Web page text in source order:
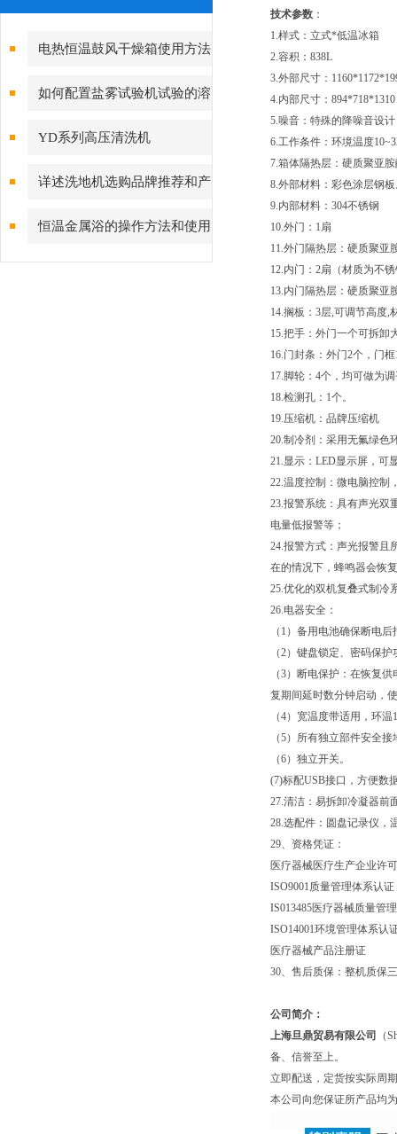
电热恒温鼓风干燥箱使用方法
及注意事项
如何配置盐雾试验机试验的溶
YD系列高压清洗机
详述洗地机选购品牌推荐和产
品特点
恒温金属浴的操作方法和使用
范围
技术参数 ：
1.样式：立式*低温冰箱
2.容积：838L
3.外部尺寸：
4.内部尺寸：894*718*1310
5.噪音：特殊的降噪音设
6.工作条件：环境温度
7.箱体隔热层：硬质聚亚
8.外部材料：彩色涂层钢
9.内部材料：304不锈钢
10.外门：1扇
11.外门隔热层：硬质聚亚
12.内门：2扇（材质为不
13.内门隔热层：硬质聚亚
14.搁板：3层,可调节高度,
15.把手：外门一个可拆卸
16.门封条：外门2个，门
17.脚轮：4个，均可做为
18.检测孔：1个。
19.压缩机：品牌压缩机
20.制冷剂：采用无氟绿色
21.显示：LED显示屏，可
22.温度控制：微电脑控
23.报警系统：具有声光双
电量低报警等；
24.报警方式：声光报警且
在的情况下，蜂鸣器会恢
25.优化的双机复叠式制冷
26.电器安全：
（1）备用电池确保断电
（2）键盘锁定、密码保
（3）断电保护：在恢复
复期间延时数分钟启动，
（4）宽温度带适用，环
（5）所有独立部件安全接
（6）独立开关。
(7)标配USB接口，方便数
27.清洁：易拆卸冷凝器前
28.选配件：圆盘记录仪，
29、资格凭证：
医疗器械医疗生产企业许
ISO9001质量管理体系认证
IS013485医疗器械质量管
ISO14001环境管理体系认
医疗器械产品注册证
30、售后质保：整机质保
公司简介：
上海旦鼎贸易有限公司
（
备、信誉至上。
立即配送，定货按实际周
本公司向您保证所产品均